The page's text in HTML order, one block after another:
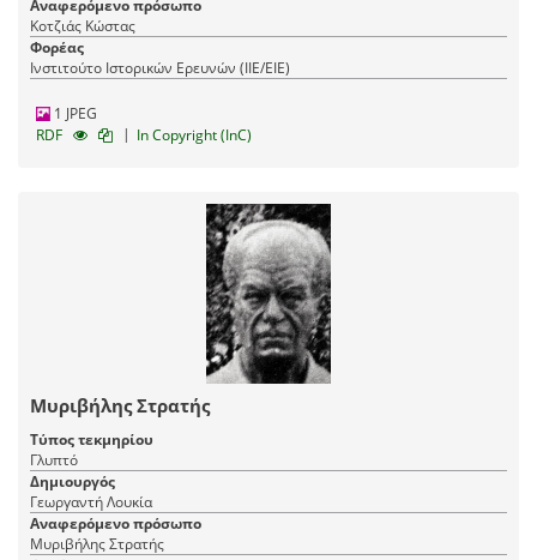
Αναφερόμενο πρόσωπο
Κοτζιάς Κώστας
Φορέας
Ινστιτούτο Ιστορικών Ερευνών (ΙΙΕ/ΕΙΕ)
1 JPEG
RDF
| In Copyright (InC)
Μυριβήλης Στρατής
Τύπος τεκμηρίου
Γλυπτό
Δημιουργός
Γεωργαντή Λουκία
Αναφερόμενο πρόσωπο
Μυριβήλης Στρατής